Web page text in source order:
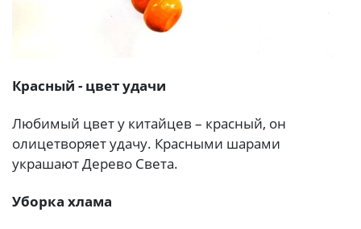
Красный - цвет удачи
Любимый цвет у китайцев – красный, он
олицетворяет удачу. Красными шарами
украшают Дерево Света.
Уборка хлама